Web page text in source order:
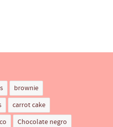
brownie
carrot cake
Chocolate negro